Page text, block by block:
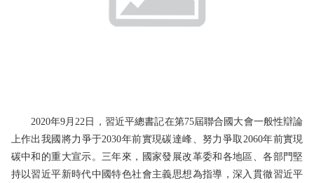
2020年9月22日，習近平總書記在第75屆聯合國大會一般性辯論
上作出我國將力爭于2030年前實現碳達峰、努力爭取2060年前實現
碳中和的重大宣示。三年來，國家發展改革委和各地區、各部門堅
持以習近平新時代中國特色社會主義思想為指導，深入貫徹習近平